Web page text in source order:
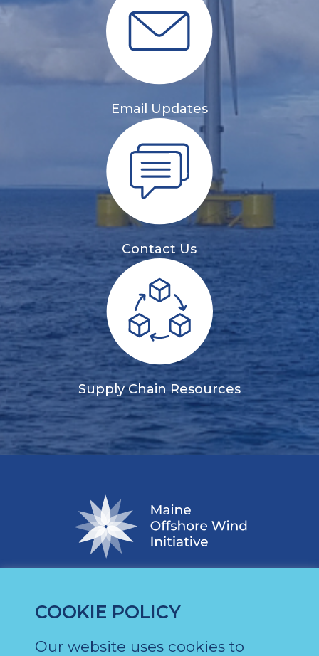
COOKIE POLICY
Our website uses cookies to
Email Updates
Contact Us
Supply Chain Resources